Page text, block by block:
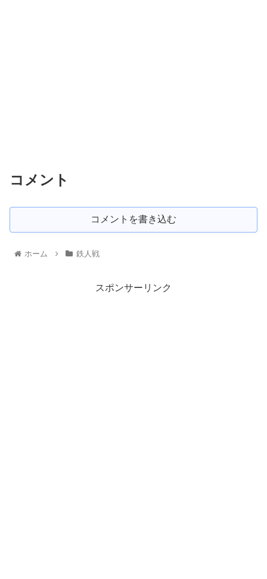
コメント
コメントを書き込む
ホーム 鉄人戦
スポンサーリンク